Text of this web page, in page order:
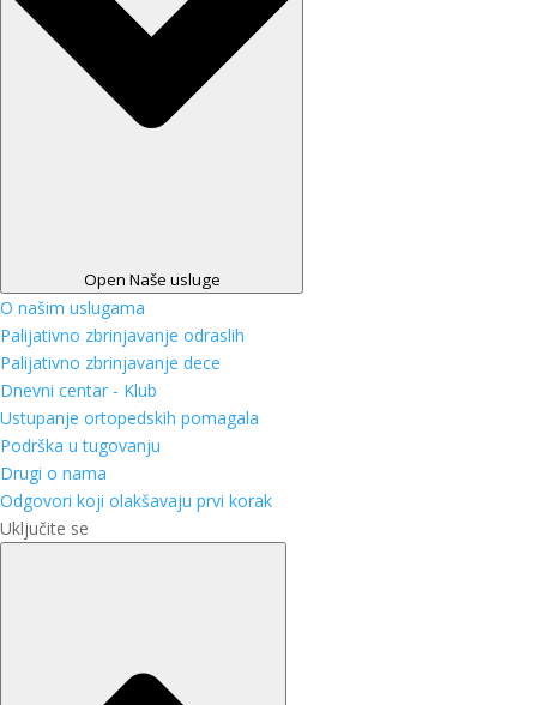
Open Naše usluge
O našim uslugama
Palijativno zbrinjavanje odraslih
Palijativno zbrinjavanje dece
Dnevni centar - Klub
Ustupanje ortopedskih pomagala
Podrška u tugovanju
Drugi o nama
Odgovori koji olakšavaju prvi korak
Uključite se